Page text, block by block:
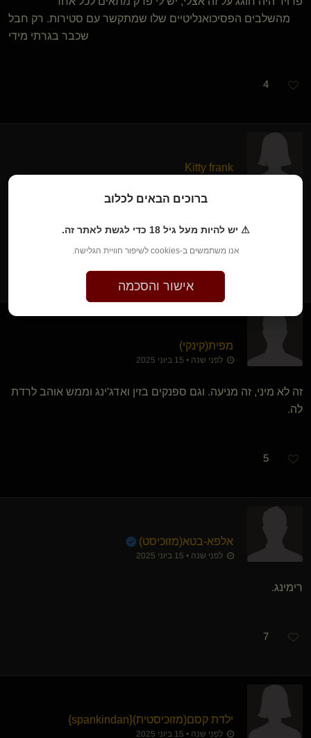
מהשלבים הפסיכואנליטיים שלו שמתקשר עם סטירות. רק חבל
שכבר בגרתי מידי
4
Kitty frank
מפית​(קינקי)
לפני שנה • 15 ביוני 2025
זה לא מיני, זה מניעה. וגם ספנקים בזין ואדג'ינג וממש אוהב לרדת
לה.
5
אלפא-בטא​(מזוכיסט)
לפני שנה • 15 ביוני 2025
רימינג.
7
ילדת קסם​(מזוכיסטית)​{
spankindan
}
לפני שנה • 15 ביוני 2025
ברוכים הבאים לכלוב
⚠ יש להיות מעל גיל 18 כדי לגשת לאתר זה.
אנו משתמשים ב-cookies לשיפור חוויית הגלישה.
אישור והסכמה